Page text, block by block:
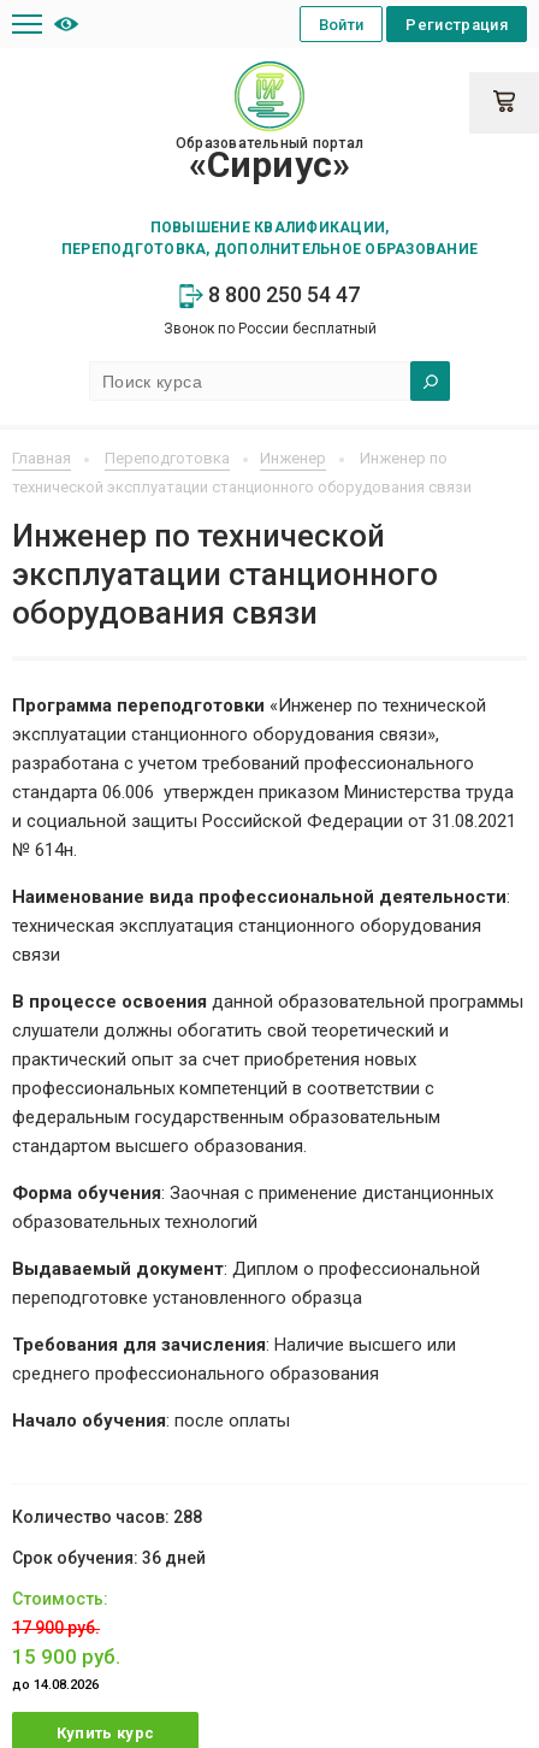
Образовательный портал
«Сириус»
ПОВЫШЕНИЕ КВАЛИФИКАЦИИ,
ПЕРЕПОДГОТОВКА, ДОПОЛНИТЕЛЬНОЕ ОБРАЗОВАНИЕ
8 800 250 54 47
Звонок по России бесплатный
Регистрация
Войти
Главная Переподготовка Инженер
Инженер по
технической эксплуатации станционного оборудования связи
Инженер по технической
эксплуатации станционного
оборудования связи
Программа переподготовки «Инженер по технической
эксплуатации станционного оборудования связи»,
разработана с учетом требований профессионального
стандарта 06.006 утвержден приказом Министерства труда
и социальной защиты Российской Федерации от 31.08.2021
№ 614н.
Наименование вида профессиональной деятельности:
техническая эксплуатация станционного оборудования
связи
В процессе освоения данной образовательной программы
слушатели должны обогатить свой теоретический и
практический опыт за счет приобретения новых
профессиональных компетенций в соответствии с
федеральным государственным образовательным
стандартом высшего образования.
Форма обучения: Заочная с применение дистанционных
образовательных технологий
Выдаваемый документ: Диплом о профессиональной
переподготовке установленного образца
Требования для зачисления: Наличие высшего или
среднего профессионального образования
Начало обучения: после оплаты
288
36 дней
17 900 руб.
15 900 руб.
до 14.08.2026
Купить курс